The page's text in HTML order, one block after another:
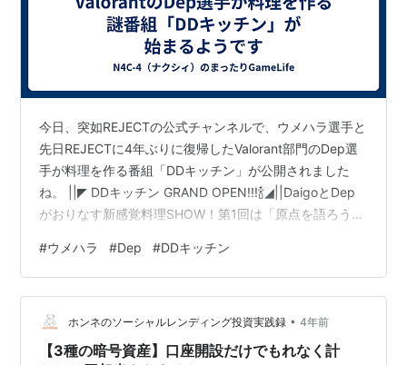
今日、突如REJECTの公式チャンネルで、ウメハラ選手と
先日REJECTに4年ぶりに復帰したValorant部門のDep選
手が料理を作る番組「DDキッチン」が公開されました
ね。 ||◤ DDキッチン GRAND OPEN!!!🍾◢||DaigoとDep
がおりなす新感覚料理SHOW！第1回は「原点を語ろう！
りに注目！#DDキッチン pic.twitter.com/XQpTkKNNbv
— REJECT (@RC_REJECT) 2025年12月25日
www.youtube.com 年齢差が20歳近い2人が、今回はお互
いのお袋の味を再現するとい…
#ウメハラ #Dep #DDキッチン
ホンネのソーシャルレンディング投資実践録 • 4年前
【3種の暗号資産】口座開設だけでもれなく計